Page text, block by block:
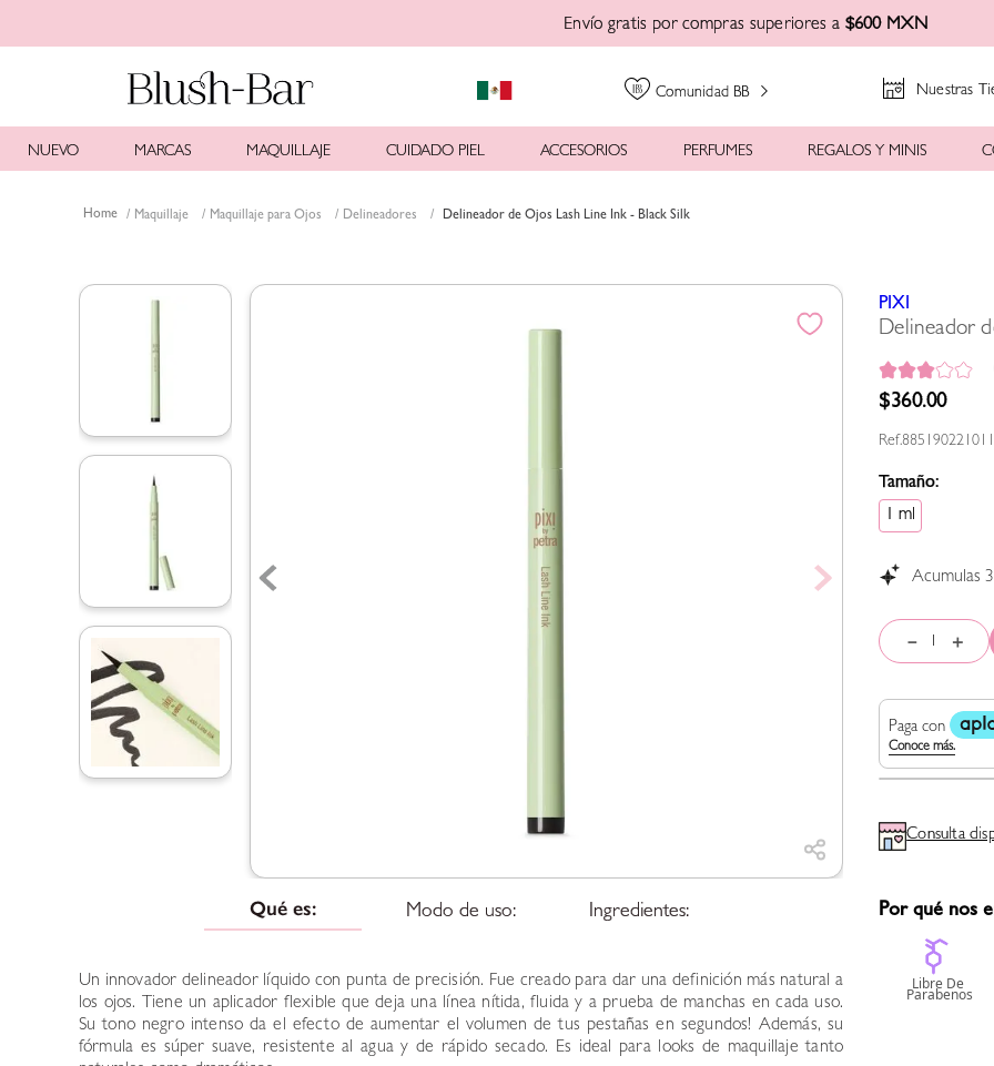
Envío gratis por compras superiores a $600 MXN
Comunidad BB Nuestras
NUEVO MARCAS MAQUILLAJE CUIDADO PIEL ACCESORIOS PERFUMES REGALOS Y MINIS
Maquillaje Maquillaje para Ojos Delineadores Delineador de Ojos Lash Line Ink - Black Silk
Qué es: Modo de uso: Ingredientes:
Un innovador delineador líquido con punta de precisión. Fue creado para dar una definición más natural a
los ojos. Tiene un aplicador flexible que deja una línea nítida, fluida y a prueba de manchas en cada uso.
Su tono negro intenso da el efecto de aumentar el volumen de tus pestañas en segundos! Además, su
fórmula es súper suave, resistente al agua y de rápido secado. Es ideal para looks de maquillaje tanto
PIXI
Delineador
$360.00
885190221011
Tamaño:
1 ml
Acumulas
＋
－
Consulta
Por qué nos